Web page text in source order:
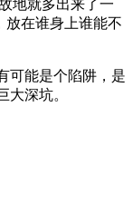
地就多出来了一
放在谁身上谁能不
可能是个陷阱，是
大深坑。